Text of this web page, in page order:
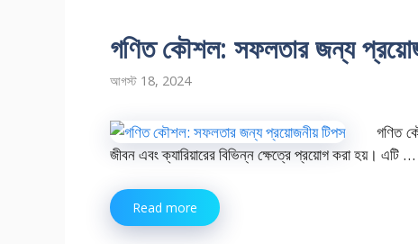
গণিত কৌশল: সফলতার জন্য
আগস্ট 18, 2024
গণিত
জীবন এবং ক্যারিয়ারের বিভিন্ন ক্ষেত্রে প্রয়োগ করা হয়। এটি …
Read more